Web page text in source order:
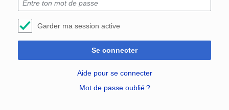
Garder ma session active
Se connecter
Aide pour se connecter
Mot de passe oublié ?